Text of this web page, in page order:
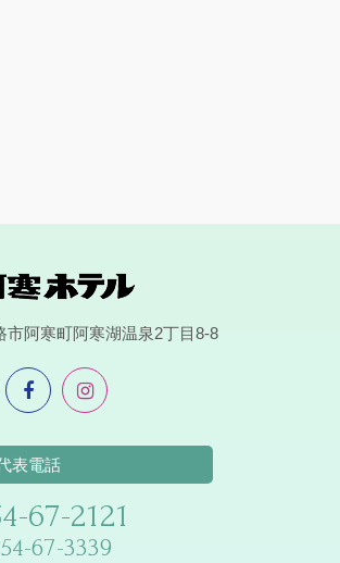
市阿寒町阿寒湖温泉2丁目8-8
表電話
67-2121
67-3339